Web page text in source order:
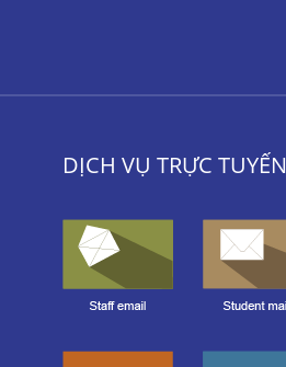
DỊCH VỤ TRỰC TUYẾN